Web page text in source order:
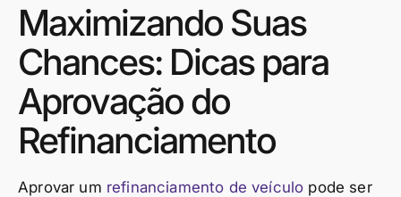
Maximizando Suas
Chances: Dicas para
Aprovação do
Refinanciamento
Aprovar um refinanciamento de veículo pode ser